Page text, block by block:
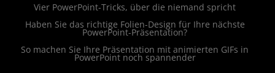
Vier PowerPoint-Tricks, über die niemand spricht
Haben Sie das richtige Folien-Design für Ihre nächste
PowerPoint-Präsentation?
So machen Sie Ihre Präsentation mit animierten GIFs in
PowerPoint noch spannender